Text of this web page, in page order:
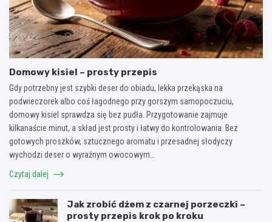
Domowy kisiel – prosty przepis
Gdy potrzebny jest szybki deser do obiadu, lekka przekąska na
podwieczorek albo coś łagodnego przy gorszym samopoczuciu,
domowy kisiel sprawdza się bez pudła. Przygotowanie zajmuje
kilkanaście minut, a skład jest prosty i łatwy do kontrolowania. Bez
gotowych proszków, sztucznego aromatu i przesadnej słodyczy
wychodzi deser o wyraźnym owocowym…
Czytaj dalej
Jak zrobić dżem z czarnej porzeczki –
prosty przepis krok po kroku